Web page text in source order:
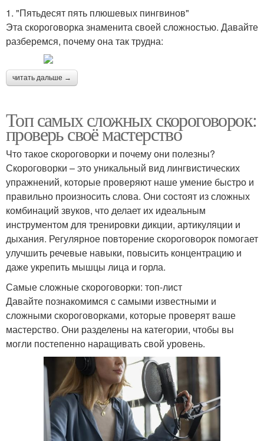
1. "Пятьдесят пять плюшевых пингвинов"
Эта скороговорка знаменита своей сложностью. Давайте
разберемся, почему она так трудна:
читать дальше →
Топ самых сложных скороговорок:
проверь своё мастерство
Что такое скороговорки и почему они полезны?
Скороговорки – это уникальный вид лингвистических
упражнений, которые проверяют наше умение быстро и
правильно произносить слова. Они состоят из сложных
комбинаций звуков, что делает их идеальным
инструментом для тренировки дикции, артикуляции и
дыхания. Регулярное повторение скороговорок помогает
улучшить речевые навыки, повысить концентрацию и
даже укрепить мышцы лица и горла.
Самые сложные скороговорки: топ-лист
Давайте познакомимся с самыми известными и
сложными скороговорками, которые проверят ваше
мастерство. Они разделены на категории, чтобы вы
могли постепенно наращивать свой уровень.